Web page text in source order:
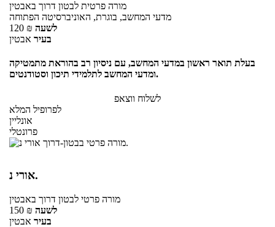
מורה פרטית לבטון דרוך באבטין
מדעי המחשב, בוגרת, האוניברסיטה הפתוחה
120 ₪ לשעה
בעיר אבטין
בעלת תואר ראשון במדעי המחשב, עם ניסיון רב בהוראת מתמטיקה
ומדעי המחשב לתלמידי תיכון וסטודנטים.
לשלוח ווצאפ
לפרופיל המלא
אונליין
פרונטלי
אורי נ.
מורה פרטי לבטון דרוך באבטין
150 ₪ לשעה
בעיר אבטין